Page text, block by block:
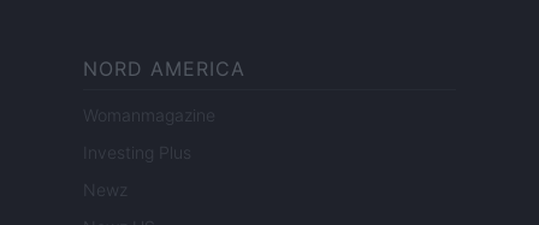
NORD AMERICA
Womanmagazine
Investing Plus
Newz